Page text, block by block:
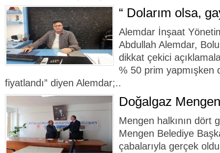
“ Dolarım olsa,
Alemdar İnşaat
Abdullah Alemdar,
dikkat çekici
% 50 prim yapmışken
fiyatlandı” diyen Alemdar;..
Doğalgaz
Mengen halkının dört
Mengen Belediye
çabalarıyla gerçek